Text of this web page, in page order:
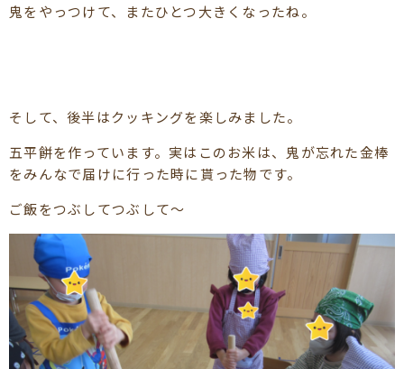
鬼をやっつけて、またひとつ大きくなったね。
そして、後半はクッキングを楽しみました。
五平餅を作っています。実はこのお米は、鬼が忘れた金棒
をみんなで届けに行った時に貰った物です。
ご飯をつぶしてつぶして～